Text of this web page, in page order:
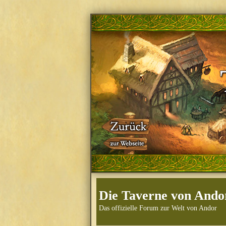
Die Taverne von
Das offizielle Forum zur Welt von Andor